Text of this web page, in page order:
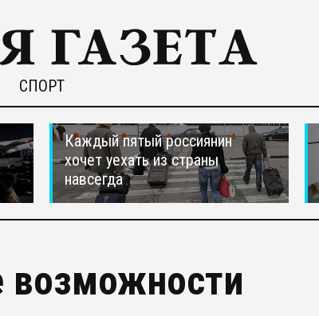
СПОРТ
Каждый пятый россиянин
хочет уехать из страны
навсегда
возможности